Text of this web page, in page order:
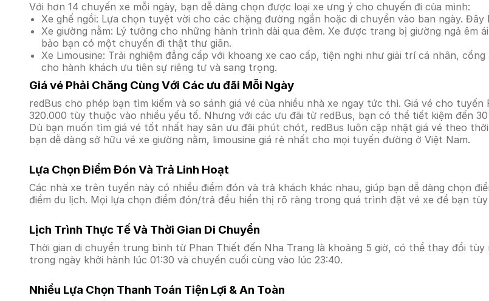
Với hơn 14 chuyến xe mỗi ngày, bạn dễ dàng chọn được loại xe ưng ý cho chuyến đi của mình:
Xe ghế ngồi: Lựa chọn tuyệt vời cho các chặng đường ngắn hoặc di chuyển vào ban ngày.
Xe giường nằm: Lý tưởng cho những hành trình dài qua đêm. Xe được trang bị giường ngả êm
bảo bạn có một chuyến đi thật thư giãn.
Xe Limousine: Trải nghiệm đẳng cấp với khoang xe cao cấp, tiện nghi như giải trí cá nhân,
cho hành khách ưu tiên sự riêng tư và sang trọng.
Giá vé Phải Chăng Cùng Với Các ưu đãi Mỗi Ngày
redBus cho phép bạn tìm kiếm và so sánh giá vé của nhiều nhà xe ngay tức thì. Giá vé cho
320.000 tùy thuộc vào nhiều yếu tố. Nhưng với các ưu đãi từ redBus, bạn có thể tiết kiệm đến
Dù bạn muốn tìm giá vé tốt nhất hay săn ưu đãi phút chót, redBus luôn cập nhật giá vé theo
bạn dễ dàng sở hữu vé xe giường nằm, limousine giá rẻ nhất cho mọi tuyến đường ở Việt Nam.
Lựa Chọn Điểm Đón Và Trả Linh Hoạt
Các nhà xe trên tuyến này có nhiều điểm đón và trả khách khác nhau, giúp bạn dễ dàng chọn
điểm du lịch. Mọi lựa chọn điểm đón/trả đều hiển thị rõ ràng trong quá trình đặt vé xe để bạn
Lịch Trình Thực Tế Và Thời Gian Di Chuyển
Thời gian di chuyển trung bình từ Phan Thiết đến Nha Trang là khoảng 5 giờ, có thể thay đổi
trong ngày khởi hành lúc 01:30 và chuyến cuối cùng vào lúc 23:40.
Nhiều Lựa Chọn Thanh Toán Tiện Lợi & An Toàn